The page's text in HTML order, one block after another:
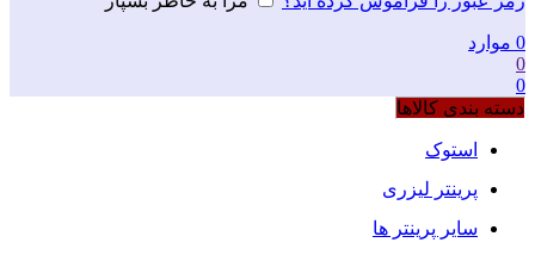
0 موارد
0
0
دسته بندی کالاها
استوک
پرینتر لیزری
سایر پرینتر ها